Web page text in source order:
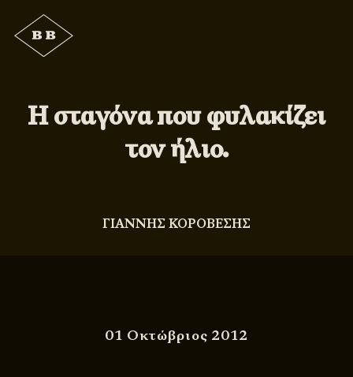
Η σταγόνα που φυλακίζει
τον ήλιο.
ΓΙΑΝΝΗΣ ΚΟΡΟΒΕΣΗΣ
01 Οκτώβριος 2012